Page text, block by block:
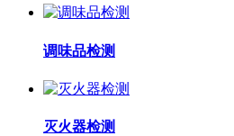
调味品检测
灭火器检测